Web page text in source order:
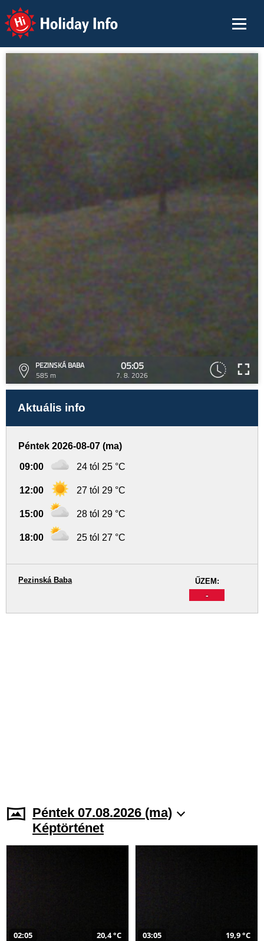
Holiday Info
PEZINSKÁ BABA
585 m
05:05
7. 8. 2026
Aktuális info
Péntek 2026-08-07 (ma)
09:00 24 tól 25 °C
12:00 27 tól 29 °C
15:00 28 tól 29 °C
18:00 25 tól 27 °C
ŰZEM:
-
Pezinská Baba
Péntek 07.08.2026 (ma)
Képtörténet
02:05 20,4 °C 03:05 19,9 °C